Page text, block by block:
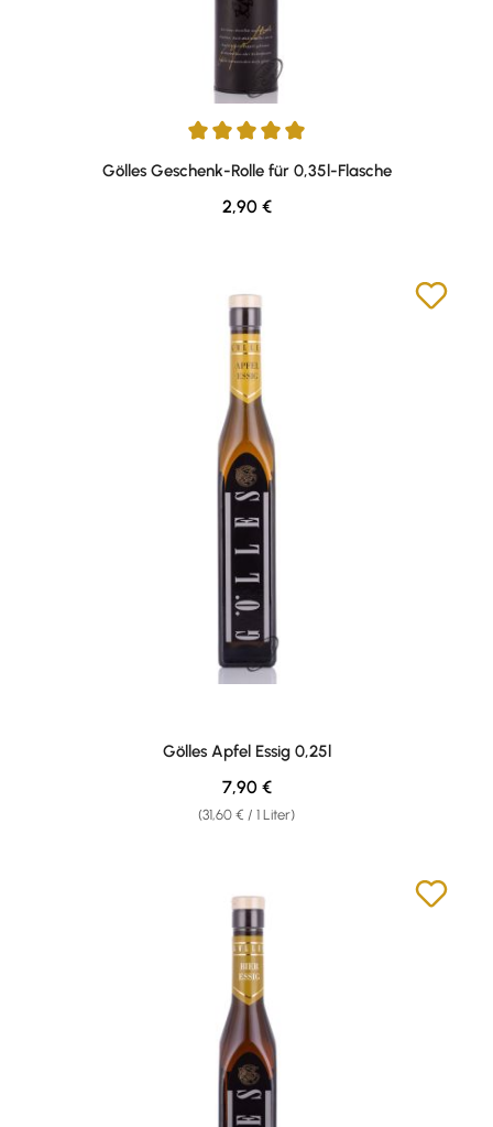
Durchschnittliche Bewertung von 5 von 5 Sternen
Gölles Geschenk-Rolle für 0,35l-Flasche
Regulärer Preis:
2,90 €
Gölles Apfel Essig 0,25l
(31,60 € / 1 Liter)
Regulärer Preis:
7,90 €